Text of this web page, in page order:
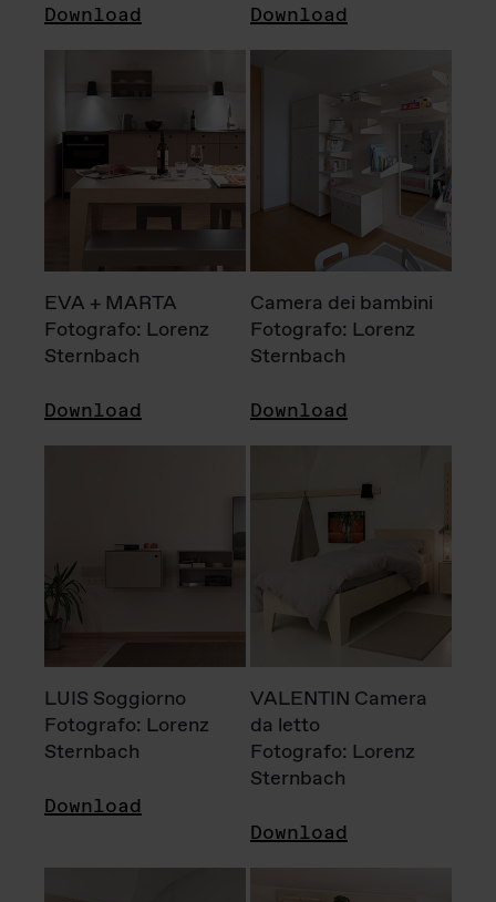
Download Download
EVA + MARTA
Fotografo: Lorenz
Sternbach
Download
Camera dei bambini
Fotografo: Lorenz
Sternbach
Download
LUIS Soggiorno
Fotografo: Lorenz
Sternbach
Download
VALENTIN Camera
da letto
Fotografo: Lorenz
Sternbach
Download